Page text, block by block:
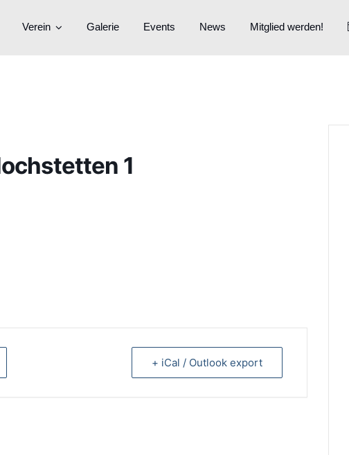
Verein Galerie Events News Mitglied werden!
1
+ iCal / Outlook export